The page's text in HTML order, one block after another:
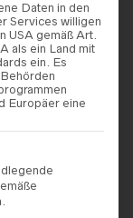
Daten in den
Services willigen
USA gemäß Art.
als ein Land mit
ein. Es
Europäer eine
die eine